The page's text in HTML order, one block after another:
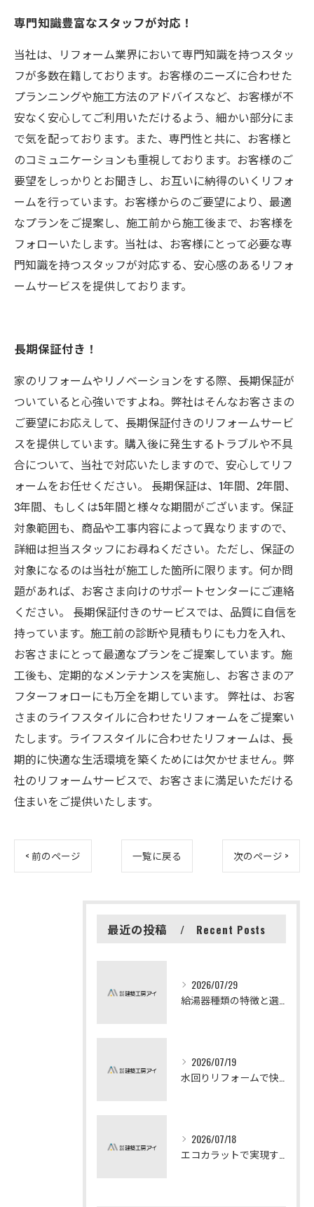
専門知識豊富なスタッフが対応！
当社は、リフォーム業界において専門知識を持つスタッ
フが多数在籍しております。お客様のニーズに合わせた
プランニングや施工方法のアドバイスなど、お客様が不
安なく安心してご利用いただけるよう、細かい部分にま
で気を配っております。また、専門性と共に、お客様と
のコミュニケーションも重視しております。お客様のご
要望をしっかりとお聞きし、お互いに納得のいくリフォ
ームを行っています。お客様からのご要望により、最適
なプランをご提案し、施工前から施工後まで、お客様を
フォローいたします。当社は、お客様にとって必要な専
門知識を持つスタッフが対応する、安心感のあるリフォ
ームサービスを提供しております。
長期保証付き！
家のリフォームやリノベーションをする際、長期保証が
ついていると心強いですよね。弊社はそんなお客さまの
ご要望にお応えして、長期保証付きのリフォームサービ
スを提供しています。購入後に発生するトラブルや不具
合について、当社で対応いたしますので、安心してリフ
ォームをお任せください。 長期保証は、1年間、2年間、
3年間、もしくは5年間と様々な期間がございます。保証
対象範囲も、商品や工事内容によって異なりますので、
詳細は担当スタッフにお尋ねください。ただし、保証の
対象になるのは当社が施工した箇所に限ります。何か問
題があれば、お客さま向けのサポートセンターにご連絡
ください。 長期保証付きのサービスでは、品質に自信を
持っています。施工前の診断や見積もりにも力を入れ、
お客さまにとって最適なプランをご提案しています。施
工後も、定期的なメンテナンスを実施し、お客さまのア
フターフォローにも万全を期しています。 弊社は、お客
さまのライフスタイルに合わせたリフォームをご提案い
たします。ライフスタイルに合わせたリフォームは、長
期的に快適な生活環境を築くためには欠かせません。弊
社のリフォームサービスで、お客さまに満足いただける
住まいをご提供いたします。
< 前のページ 一覧に戻る 次のページ >
最近の投稿 Recent Posts
2026/07/29
2026/07/19
2026/07/18